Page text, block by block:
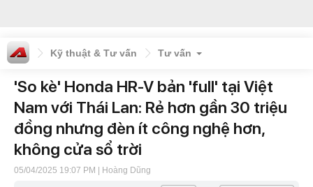
Kỹ thuật & Tư vấn Tư vấn
'So kè' Honda HR-V bản 'full' tại Việt
Nam với Thái Lan: Rẻ hơn gần 30 triệu
đồng nhưng đèn ít công nghệ hơn,
không cửa sổ trời
05/04/2025 19:07 PM | Hoàng Dũng